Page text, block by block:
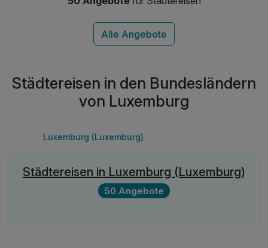
inkl. Voucher im Hotelshop
inkl. Nutzung des Sauna- und Fitnessbereichs
Städtereisen in den Bundesländern
von Luxemburg
Luxemburg (Luxemburg)
Städtereisen in Luxemburg (Luxemburg)
50 Angebote